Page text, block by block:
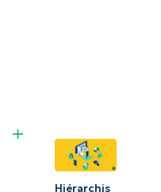
Hiérarchis